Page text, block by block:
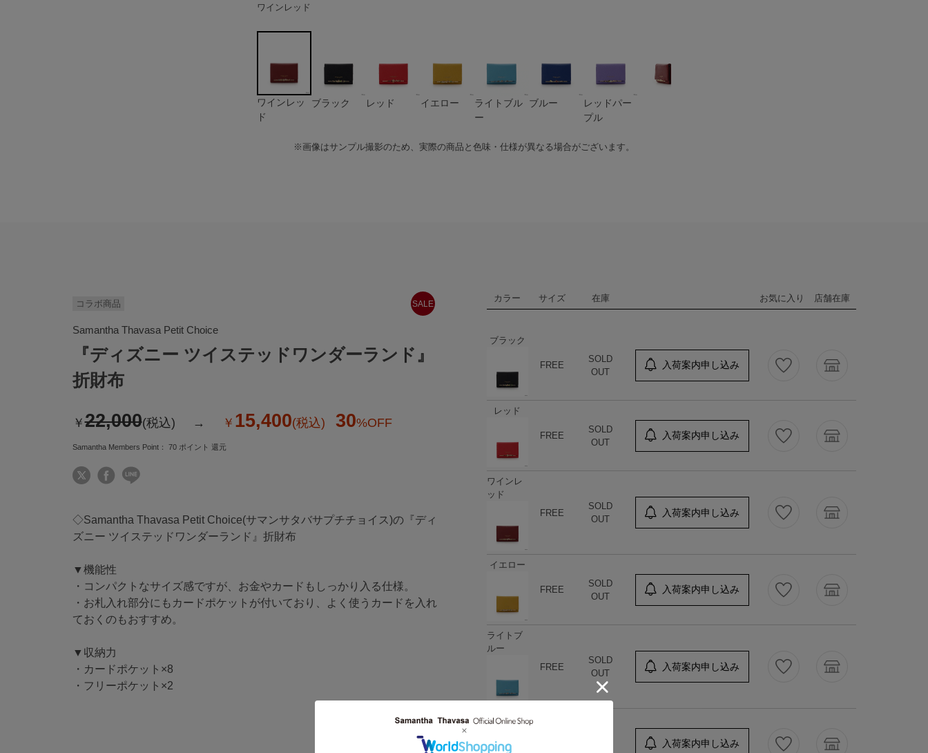
ワインレッド
ブラック
レッド
イエロー
ライトブルー
ブルー
レッドパープル
ワインレッ
ド
ブラック レッド イエロー
ライトブル
ー
ブルー
レッドパー
プル
※画像はサンプル撮影のため、実際の商品と色味・仕様が異なる場合がございます。
コラボ商品 SALE
Samantha Thavasa Petit Choice
『ディズニー ツイステッドワンダーランド』
折財布
￥22,000(税込) ￥ 15,400(税込) 30%OFF
Samantha Members Point： 70ポイント 還元
◇Samantha Thavasa Petit Choice(サマンサタバサプチチョイス)の『ディ
ズニー ツイステッドワンダーランド』折財布
▼機能性
・コンパクトなサイズ感ですが、お金やカードもしっかり入る仕様。
・お札入れ部分にもカードポケットが付いており、よく使うカードを入れ
ておくのもおすすめ。
▼収納力
・カードポケット×8
・フリーポケット×2
カラー サイズ 在庫 お気に入り 店舗在庫
ブラック
FREE
SOLD
OUT
入荷案内申し込み
ハート
レッド
FREE
SOLD
OUT
入荷案内申し込み
ワインレ
ッド
FREE
SOLD
OUT
入荷案内申し込み
ハート
イエロー
FREE
SOLD
OUT
入荷案内申し込み
ライトブ
ルー
FREE
SOLD
OUT
入荷案内申し込み
ブルー
入荷案内申し込み
ハート商品在庫